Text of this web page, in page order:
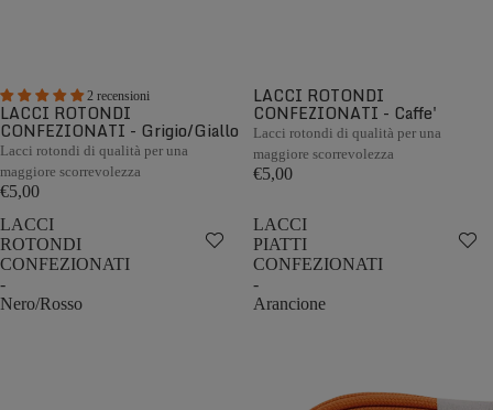
2 recensioni
LACCI ROTONDI
CONFEZIONATI - Grigio/Giallo
Lacci rotondi di qualità per una
maggiore scorrevolezza
€5,00
LACCI ROTONDI
CONFEZIONATI - Caffe'
Lacci rotondi di qualità per una
maggiore scorrevolezza
€5,00
LACCI
ROTONDI
CONFEZIONATI
-
Nero/Rosso
LACCI
PIATTI
CONFEZIONATI
-
Arancione